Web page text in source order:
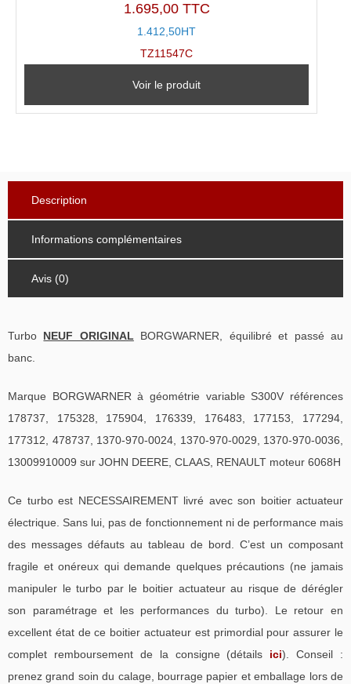
1.695,00 TTC
1.412,50HT
TZ11547C
Voir le produit
Description
Informations complémentaires
Avis (0)
Turbo NEUF ORIGINALBORGWARNER, équilibré et passé au
banc.
Marque BORGWARNER à géométrie variable S300V références
178737, 175328, 175904, 176339, 176483, 177153, 177294,
177312, 478737, 1370-970-0024, 1370-970-0029, 1370-970-0036,
13009910009 sur JOHN DEERE, CLAAS, RENAULT moteur 6068H
Ce turbo est NECESSAIREMENT livré avec son boitier actuateur
électrique. Sans lui, pas de fonctionnement ni de performance mais
des messages défauts au tableau de bord. C’est un composant
fragile et onéreux qui demande quelques précautions (ne jamais
manipuler le turbo par le boitier actuateur au risque de dérégler
son paramétrage et les performances du turbo). Le retour en
excellent état de ce boitier actuateur est primordial pour assurer le
complet remboursement de la consigne (détails ici). Conseil :
prenez grand soin du calage, bourrage papier et emballage lors de